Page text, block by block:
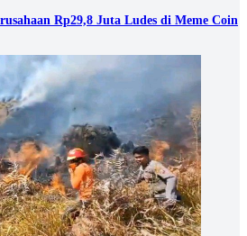
Rp29,8 Juta Ludes di Meme Coin